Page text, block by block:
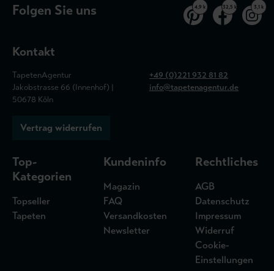
Folgen Sie uns 4,9 k 32,5 k 3,1 k
Kontakt
TapetenAgentur
Jakobstrasse 66 (Innenhof) |
50678 Köln
+49 (0)221 932 81 82
info@tapetenagentur.de
Vertrag widerrufen
Top-
Kategorien
Topseller
Tapeten
Kundeninfo
Magazin
FAQ
Versandkosten
Newsletter
Rechtliches
AGB
Datenschutz
Impressum
Widerruf
Cookie-
Einstellungen